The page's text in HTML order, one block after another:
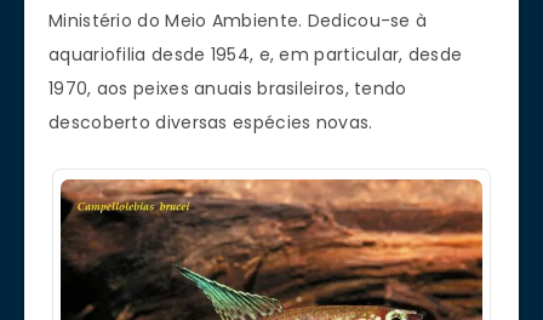
Ministério do Meio Ambiente. Dedicou-se à
aquariofilia desde 1954, e, em particular, desde
1970, aos peixes anuais brasileiros, tendo
descoberto diversas espécies novas.